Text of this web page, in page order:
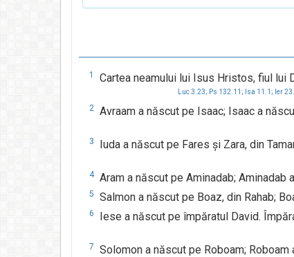
1 Cartea neamului lui Isus Hristos, fiul lui
Luc 3.23; Ps 132.11; Isa 11.1; Ier
2 Avraam a născut pe Isaac; Isaac a
3 Iuda a născut pe Fares şi Zara, din
4 Aram a născut pe Aminadab; Aminadab
5 Salmon a născut pe Boaz, din Rahab;
6 Iese a născut pe împăratul David.
7 Solomon a născut pe Roboam;